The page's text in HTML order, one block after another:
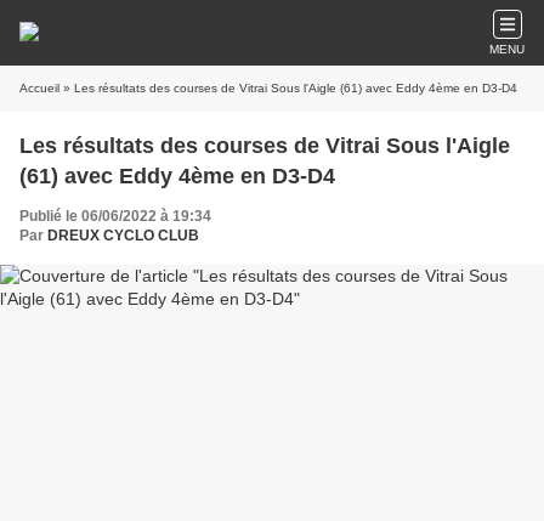
MENU
Accueil » Les résultats des courses de Vitrai Sous l'Aigle (61) avec Eddy 4ème en D3-D4
Les résultats des courses de Vitrai Sous l'Aigle
(61) avec Eddy 4ème en D3-D4
Publié le 06/06/2022 à 19:34
Par DREUX CYCLO CLUB